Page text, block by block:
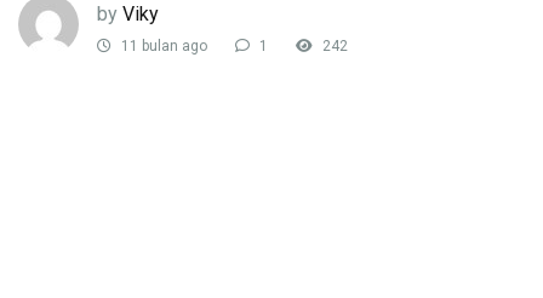
by Viky
11 bulan ago 1 242